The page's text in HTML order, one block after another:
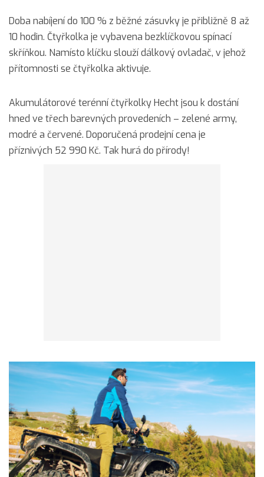
Doba nabíjení do 100 % z běžné zásuvky je přibližně 8 až
10 hodin. Čtyřkolka je vybavena bezklíčkovou spínací
skříňkou. Namísto klíčku slouží dálkový ovladač, v jehož
přítomnosti se čtyřkolka aktivuje.
Akumulátorové terénní čtyřkolky Hecht jsou k dostání
hned ve třech barevných provedeních – zelené army,
modré a červené. Doporučená prodejní cena je
příznivých 52 990 Kč. Tak hurá do přírody!